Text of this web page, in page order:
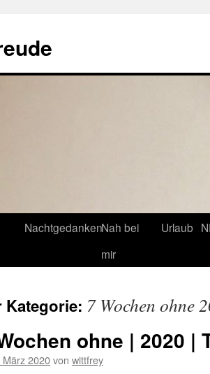
NachtgedankenNah bei
mir
Urlaub
7 Wochen ohne
ohne | 2020 |
März 2020von wittfrey